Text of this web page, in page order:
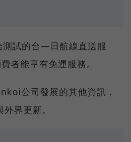
測試的台—日航線直送服
者能享有免運服務。
公司發展的其他資訊，
界更新。